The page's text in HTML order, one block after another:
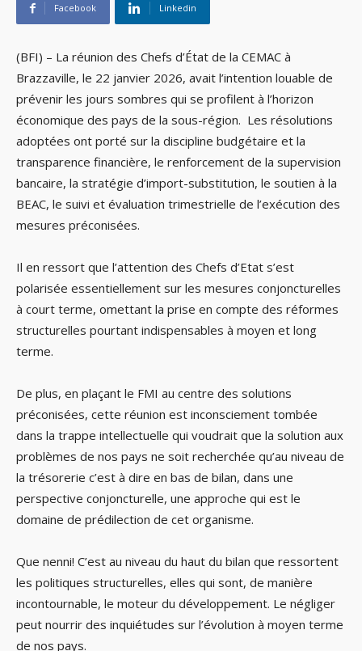
Facebook Linkedin
(BFI) – La réunion des Chefs d’État de la CEMAC à
Brazzaville, le 22 janvier 2026, avait l’intention louable de
prévenir les jours sombres qui se profilent à l’horizon
économique des pays de la sous-région. Les résolutions
adoptées ont porté sur la discipline budgétaire et la
transparence financière, le renforcement de la supervision
bancaire, la stratégie d’import-substitution, le soutien à la
BEAC, le suivi et évaluation trimestrielle de l’exécution des
mesures préconisées.
Il en ressort que l’attention des Chefs d’Etat s’est
polarisée essentiellement sur les mesures conjoncturelles
à court terme, omettant la prise en compte des réformes
structurelles pourtant indispensables à moyen et long
terme.
De plus, en plaçant le FMI au centre des solutions
préconisées, cette réunion est inconsciement tombée
dans la trappe intellectuelle qui voudrait que la solution aux
problèmes de nos pays ne soit recherchée qu’au niveau de
la trésorerie c’est à dire en bas de bilan, dans une
perspective conjoncturelle, une approche qui est le
domaine de prédilection de cet organisme.
Que nenni! C’est au niveau du haut du bilan que ressortent
les politiques structurelles, elles qui sont, de manière
incontournable, le moteur du développement. Le négliger
peut nourrir des inquiétudes sur l’évolution à moyen terme
de nos pays.